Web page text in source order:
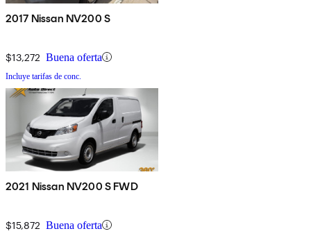
2017 Nissan NV200 S
$13,272 Buena oferta
Incluye tarifas de conc.
2021 Nissan NV200 S FWD
$15,872 Buena oferta